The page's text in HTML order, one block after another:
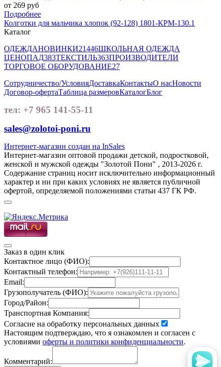
от 269 руб
Подробнее
Колготки для мальчика хлопок (92-128) 1801-КРМ-130.1
Каталог
ОДЕЖДАНОВИНКИ21446ШКОЛЬНАЯ ОДЕЖДА
ЦЕНОПАД383ТЕКСТИЛЬ363ПРОИЗВОДИТЕЛИ
ТОРГОВОЕ ОБОРУДОВАНИЕ27
Сотрудничество/УсловияДоставкаКонтактыО насНовости
Договор-офертаТаблица размеровКаталогБлог
тел: +7 965 141-55-11
sales@zolotoi-poni.ru
Интернет-магазин создан на InSales
Интернет-магазин оптовой продажи детской, подростковой,
женской и мужской одежды "Золотой Пони" , 2013-2026 г.
Содержание страниц носит исключительно информационный
характер и ни при каких условиях не является публичной
офертой, определяемой положениями статьи 437 ГК РФ.
Заказ в один клик
Контактное лицо (ФИО):
Контактный телефон:
Email:
Грузополучатель (ФИО):
Город/Район:
Транспортная Компания:
Согласие на обработку персональных данных
Настоящим подтверждаю, что я ознакомлен и согласен с
условиями оферты и политики конфиденциальности.
Комментарий: